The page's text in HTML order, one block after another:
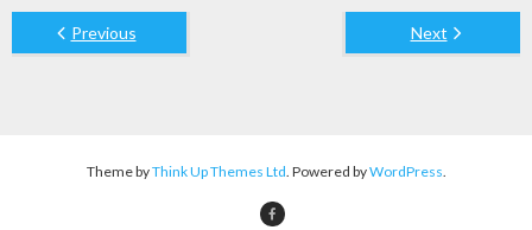
Previous Next
Theme byThink Up Themes Ltd. Powered byWordPress.